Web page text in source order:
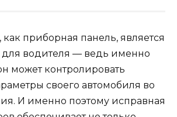
как приборная панель, является
водителя — ведь именно
может контролировать
своего автомобиля во
И именно поэтому исправная